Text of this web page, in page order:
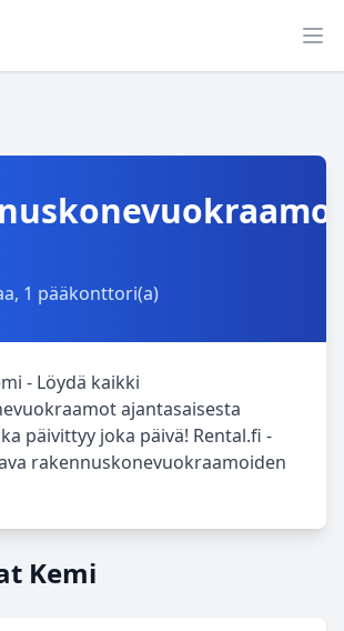
1 pääkonttori(a)
- Löydä kaikki
ajantasaisesta
päivittyy joka päivä! Rental.fi -
rakennuskonevuokraamoiden
Kemi